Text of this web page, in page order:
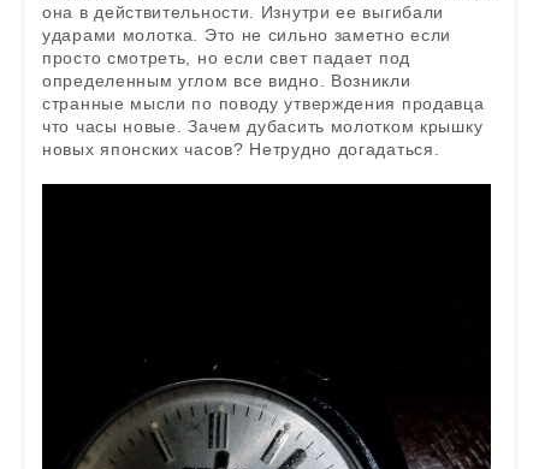
она в действительности. Изнутри ее выгибали
ударами молотка. Это не сильно заметно если
просто смотреть, но если свет падает под
определенным углом все видно. Возникли
странные мысли по поводу утверждения продавца
что часы новые. Зачем дубасить молотком крышку
новых японских часов? Нетрудно догадаться.